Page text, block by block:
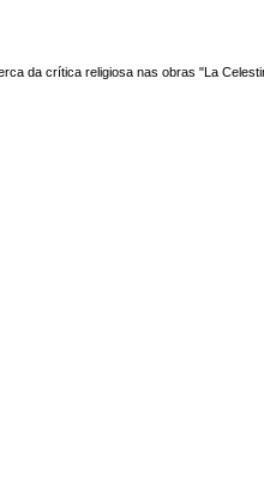
da crítica religiosa nas obras "La